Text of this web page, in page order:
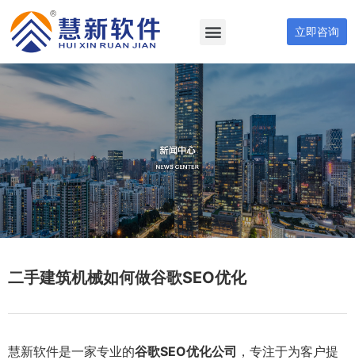
立即咨询
二手建筑机械如何做谷歌SEO优化
慧新软件是一家专业的谷歌SEO优化公司 ，专注于为客户提